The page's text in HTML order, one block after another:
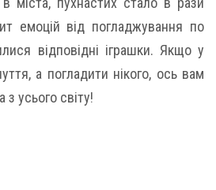
емоцій від погладжування по
відповідні іграшки. Якщо у
а погладити нікого, ось вам
з усього світу!